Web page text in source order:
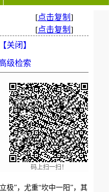
[点击复制 ]
[点击复制 ]
【关闭 】
级检索
码上扫一扫！
极”，尤重“坎中一阳”，其